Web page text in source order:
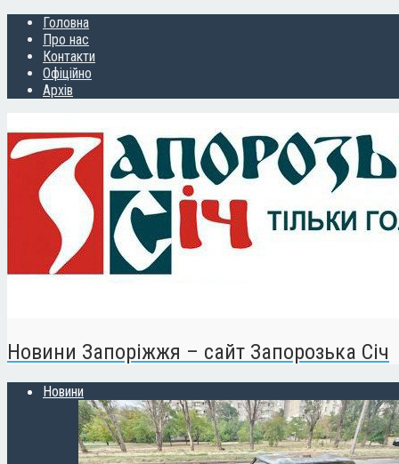
Головна
Про нас
Контакти
Офіційно
Архів
Новини Запоріжжя – сайт Запорозька Січ
Новини